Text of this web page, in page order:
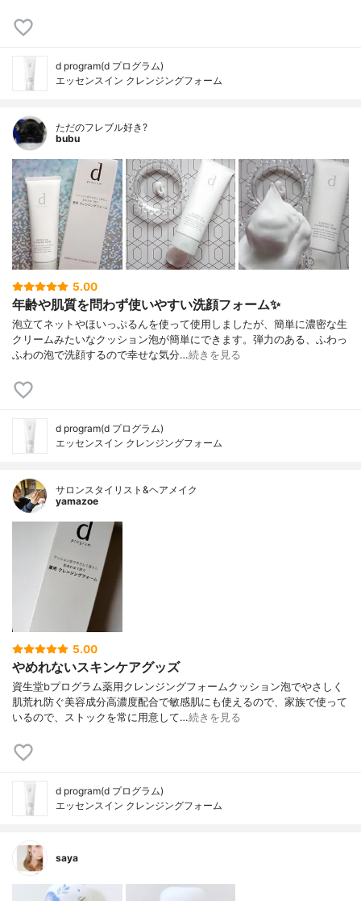
d program(d プログラム)
エッセンスイン クレンジングフォーム
ただのフレブル好き?
bubu
5.00
年齢や肌質を問わず使いやすい洗顔フォーム✨
泡立てネットやほいっぷるんを使って使用しましたが、簡単に濃密な生
クリームみたいなクッション泡が簡単にできます。弾力のある、ふわっ
ふわの泡で洗顔するので幸せな気分…続きを見る
d program(d プログラム)
エッセンスイン クレンジングフォーム
サロンスタイリスト&ヘアメイク
yamazoe
5.00
やめれないスキンケアグッズ
資生堂bプログラム薬用クレンジングフォームクッション泡でやさしく
肌荒れ防ぐ美容成分高濃度配合で敏感肌にも使えるので、家族で使って
いるので、ストックを常に用意して…続きを見る
d program(d プログラム)
エッセンスイン クレンジングフォーム
saya